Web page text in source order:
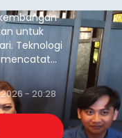
untuk
Teknologi
mencatat
suatu
SMA 1- 20:28